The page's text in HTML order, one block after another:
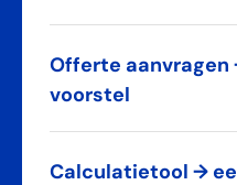
Offerte aanvragen
voorstel
Calculatietool →